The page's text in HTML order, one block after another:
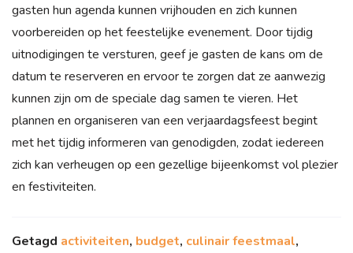
gasten hun agenda kunnen vrijhouden en zich kunnen
voorbereiden op het feestelijke evenement. Door tijdig
uitnodigingen te versturen, geef je gasten de kans om de
datum te reserveren en ervoor te zorgen dat ze aanwezig
kunnen zijn om de speciale dag samen te vieren. Het
plannen en organiseren van een verjaardagsfeest begint
met het tijdig informeren van genodigden, zodat iedereen
zich kan verheugen op een gezellige bijeenkomst vol plezier
en festiviteiten.
Getagd activiteiten, budget, culinair feestmaal,